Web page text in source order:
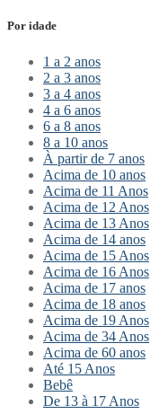
Por idade
1 a 2 anos
2 a 3 anos
3 a 4 anos
4 a 6 anos
6 a 8 anos
8 a 10 anos
À partir de 7 anos
Acima de 10 anos
Acima de 11 Anos
Acima de 12 Anos
Acima de 13 Anos
Acima de 14 anos
Acima de 15 Anos
Acima de 16 Anos
Acima de 17 anos
Acima de 18 anos
Acima de 19 Anos
Acima de 34 Anos
Acima de 60 anos
Até 15 Anos
Bebê
De 13 à 17 Anos